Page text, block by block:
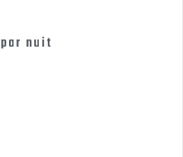
par nuit